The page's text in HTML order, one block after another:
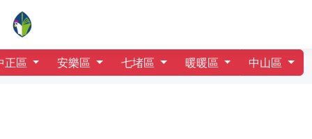
行事曆深澳國小
正區 安樂區 七堵區 暖暖區 中山區